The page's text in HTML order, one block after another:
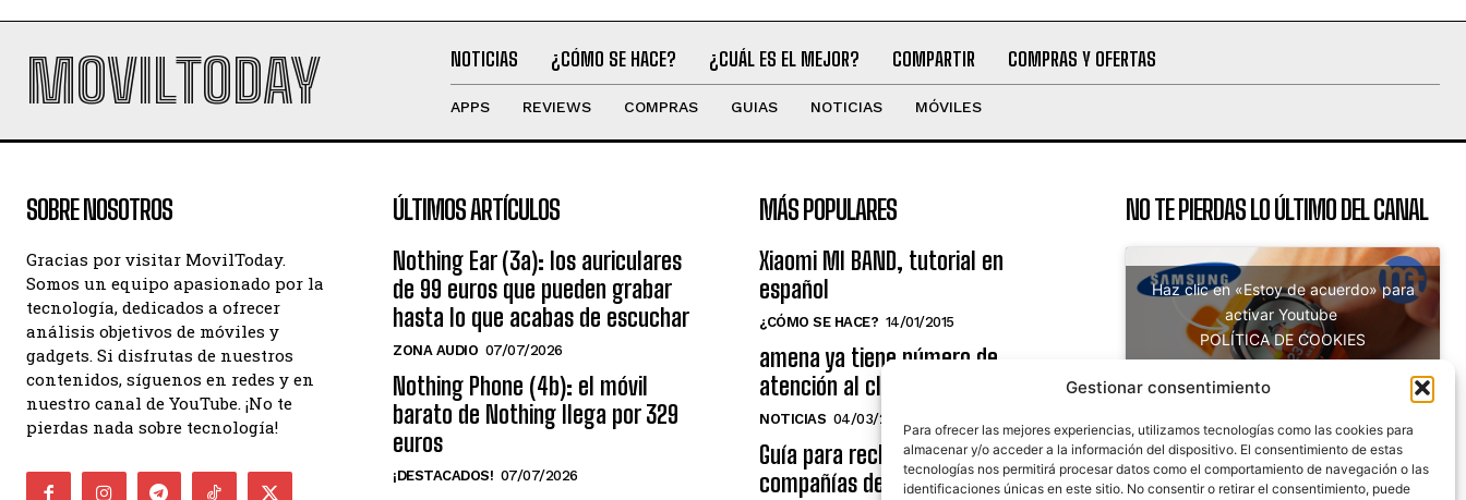
Gestionar consentimiento
Para ofrecer las mejores experiencias, utilizamos tecnologías como las cookies para
almacenar y/o acceder a la información del dispositivo. El consentimiento de estas
tecnologías nos permitirá procesar datos como el comportamiento de navegación o las
identificaciones únicas en este sitio. No consentir o retirar el consentimiento, puede
MOVILTODAY NOTICIAS ¿CÓMO SE HACE? ¿CUÁL ES EL MEJOR? COMPARTIR COMPRAS Y OFERTAS
APPS REVIEWS COMPRAS GUIAS NOTICIAS MÓVILES
SOBRE NOSOTROS
Gracias por visitar MovilToday.
Somos un equipo apasionado por la
tecnología, dedicados a ofrecer
análisis objetivos de móviles y
gadgets. Si disfrutas de nuestros
contenidos, síguenos en redes y en
nuestro canal de YouTube. ¡No te
pierdas nada sobre tecnología!
ÚLTIMOS ARTÍCULOS
Nothing Ear (3a): los auriculares
de 99 euros que pueden grabar
hasta lo que acabas de escuchar
ZONA AUDIO 07/07/2026
Nothing Phone (4b): el móvil
barato de Nothing llega por 329
euros
¡DESTACADOS! 07/07/2026
MÁS POPULARES
Xiaomi MI BAND, tutorial en
español
¿CÓMO SE HACE? 14/01/2015
amena ya tiene número de
atención al cliente gratuito
NOTICIAS 04/03/2014
Guía para reclamar a las
compañías de telecomunicaciones
NO TE PIERDAS LO ÚLTIMO DEL CANAL
Haz clic en «Estoy de acuerdo» para
activar Youtube
POLÍTICA DE COOKIES
Estoy de acuerdo